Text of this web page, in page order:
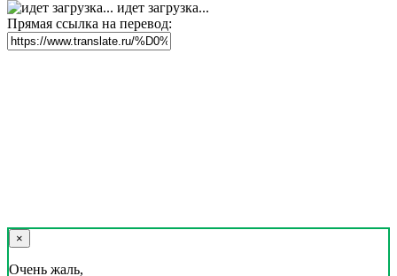
идет загрузка...
Прямая ссылка на перевод:
×
Очень жаль,